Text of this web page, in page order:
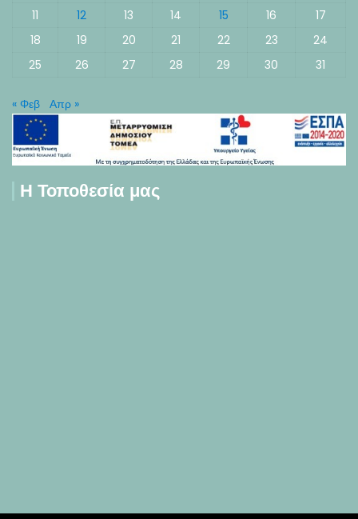
11
12 13 14 15 16
17
18
19 20 21 22 23
24
25
26 27 28 29 30 31
« Φεβ Απρ »
Η Τοποθεσία μας